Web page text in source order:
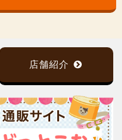
店舗紹介